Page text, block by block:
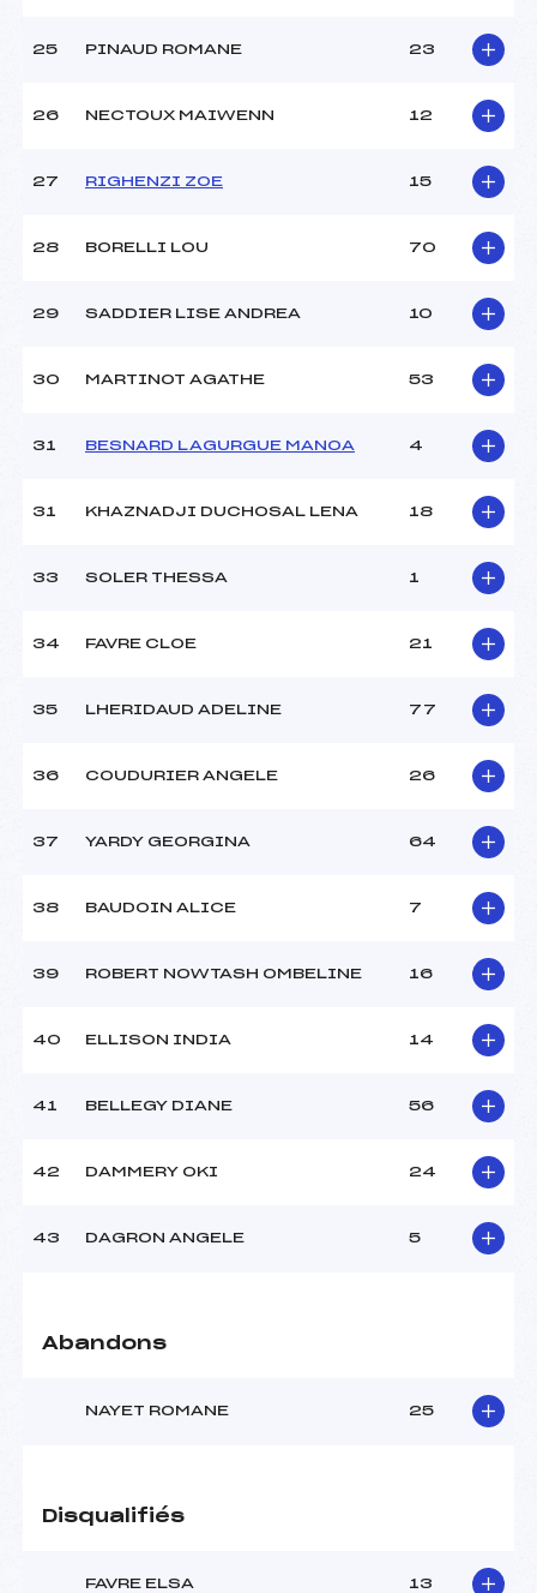
25 PINAUD ROMANE 23
26 NECTOUX MAIWENN 12
27 RIGHENZI ZOE 15
28 BORELLI LOU 70
29 SADDIER LISE ANDREA 10
30 MARTINOT AGATHE 53
31 BESNARD LAGURGUE MANOA 4
31 KHAZNADJI DUCHOSAL LENA 18
33 SOLER THESSA 1
34 FAVRE CLOE 21
35 LHERIDAUD ADELINE 77
36 COUDURIER ANGELE 26
37 YARDY GEORGINA 64
38 BAUDOIN ALICE 7
39 ROBERT NOWTASH OMBELINE 16
40 ELLISON INDIA 14
41 BELLEGY DIANE 56
42 DAMMERY OKI 24
43 DAGRON ANGELE 5
Abandons
NAYET ROMANE 25
Disqualifiés
FAVRE ELSA 13